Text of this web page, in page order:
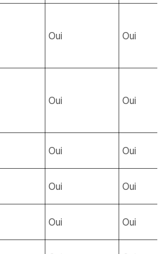
Oui Oui
Oui Oui
Oui Oui
Oui Oui
Oui Oui